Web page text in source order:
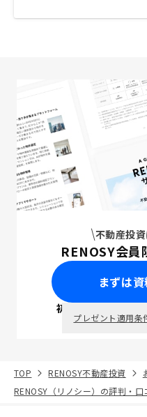
不動産投
RENOSY会員
まずは
初回面談で
プレゼント適用条
TOP RENOSY不動産投資
RENOSY（リノシー）の評判・口